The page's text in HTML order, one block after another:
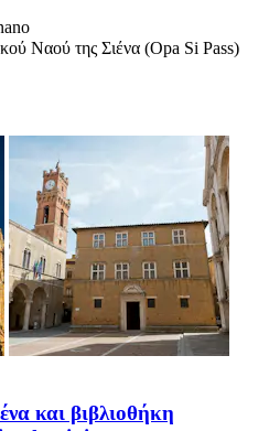
Ναού της Σιένα (Opa Si Pass)
και βιβλιοθήκη